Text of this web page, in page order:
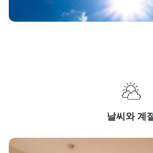
날씨와 계